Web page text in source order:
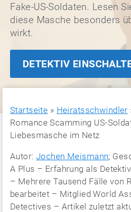
Fake-US-Soldaten. Lesen
diese Masche besonders
wirkt.
DETEKTIV
Startseite » Heiratsschwindler
Romance Scamming US-
Liebesmasche im Netz
Autor: Jochen Meismann;
A Plus – Erfahrung als
– Mehrere Tausend Fälle von
bearbeitet – Mitglied World
Detectives – Artikel zuletzt